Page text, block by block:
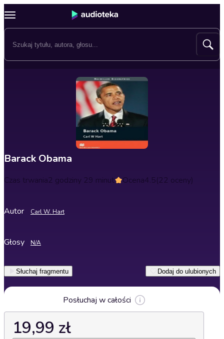
Barack Obama
Czas trwania2 godziny 29 minut Ocena4.5(22 oceny)
Autor Carl W. Hart
Głosy N/A
Słuchaj fragmentu Dodaj do ulubionych
Posłuchaj w całości
19,99 zł